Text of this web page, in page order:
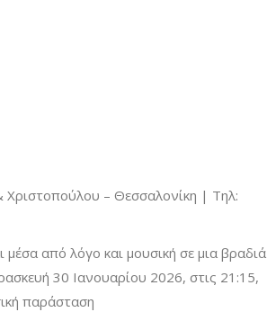
– Θεσσαλονίκη | Τηλ:
από λόγο και μουσική σε μια βραδιά
30 Ιανουαρίου 2026, στις 21:15,
παράσταση